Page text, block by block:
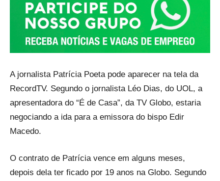
A jornalista Patrícia Poeta pode aparecer na tela da
RecordTV. Segundo o jornalista Léo Dias, do UOL, a
apresentadora do “É de Casa”, da TV Globo, estaria
negociando a ida para a emissora do bispo Edir
Macedo.
O contrato de Patrícia vence em alguns meses,
depois dela ter ficado por 19 anos na Globo. Segundo